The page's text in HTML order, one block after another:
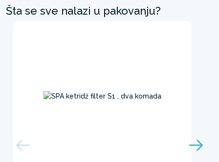
Šta se sve nalazi u pakovanju?